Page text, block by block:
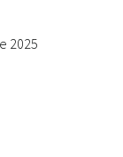
2025